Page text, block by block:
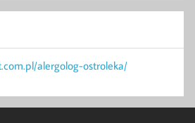
alergolog-ostroleka/